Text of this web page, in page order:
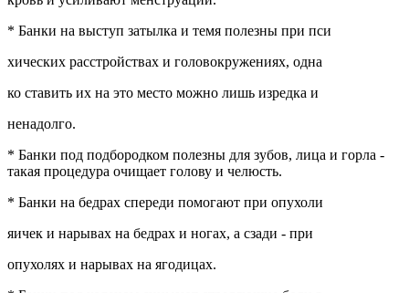
* Банки на выступ затылка и темя полезны при пси
хических расстройствах и головокружениях, одна
ко ставить их на это место можно лишь изредка и
ненадолго.
* Банки под подбородком полезны для зубов, лица и горла -
такая процедура очищает голову и челюсть.
* Банки на бедрах спереди помогают при опухоли
яичек и нарывах на бедрах и ногах, а сзади - при
опухолях и нарывах на ягодицах.